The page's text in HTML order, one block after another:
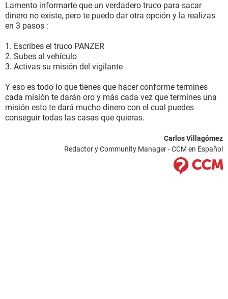
Lamento informarte que un verdadero truco para sacar
dinero no existe, pero te puedo dar otra opción y la realizas
en 3 pasos :
1. Escribes el truco PANZER
2. Subes al vehículo
3. Activas su misión del vigilante
Y eso es todo lo que tienes que hacer conforme termines
cada misión te darán oro y más cada vez que termines una
misión esto te dará mucho dinero con el cual puedes
conseguir todas las casas que quieras.
Carlos Villagómez
Redactor y Community Manager - CCM en Español